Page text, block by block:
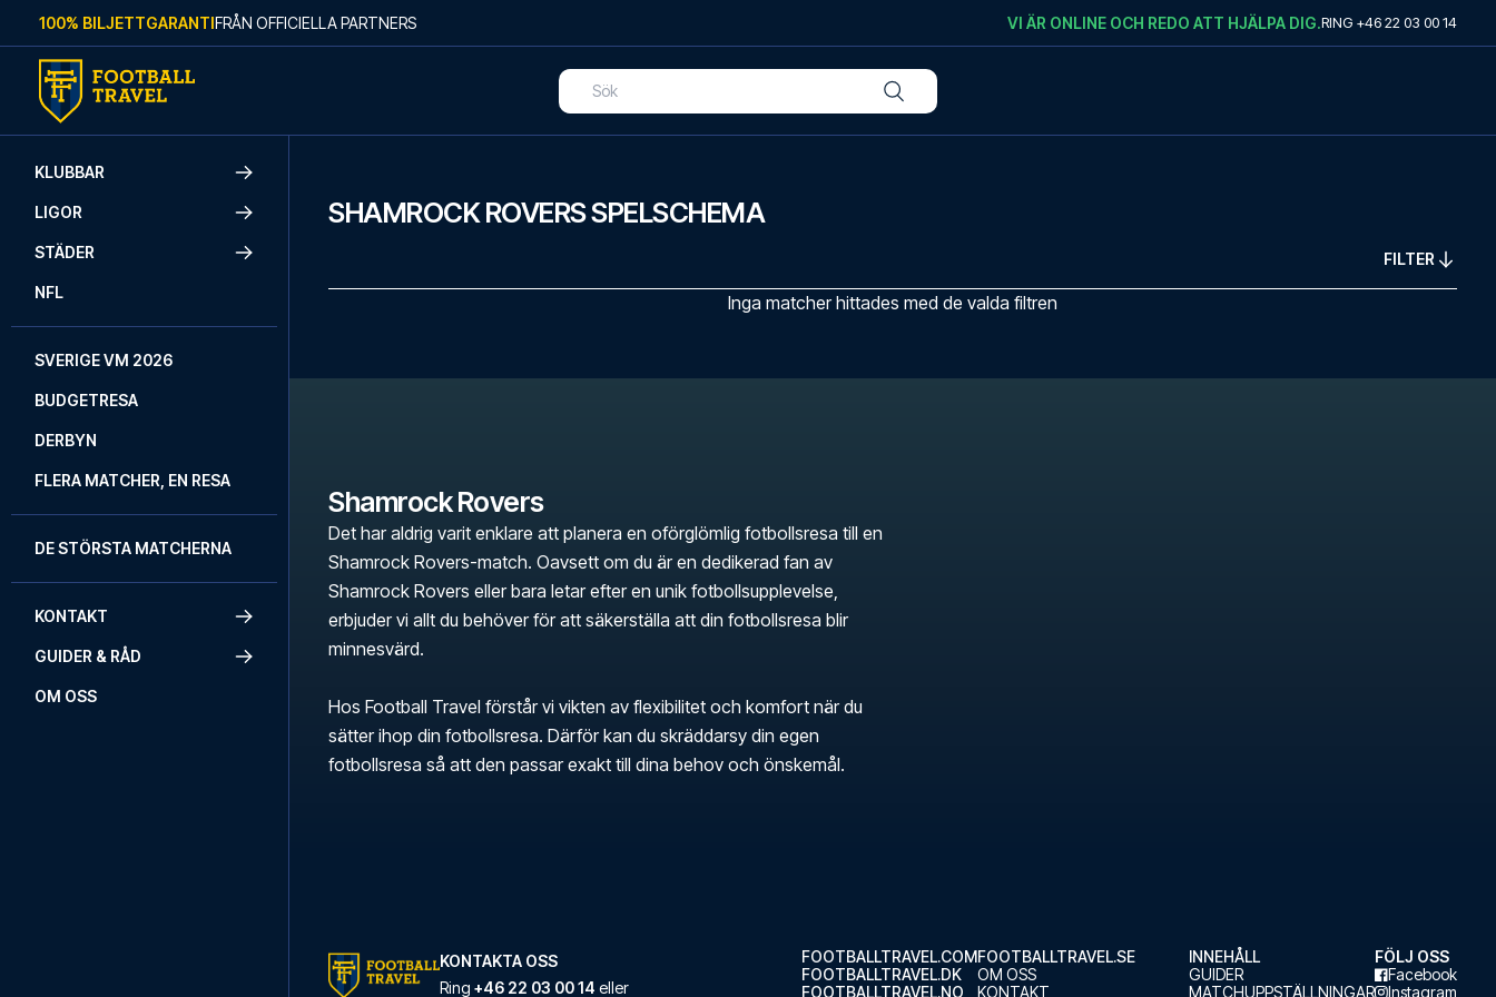
Skip to content
100% BILJETTGARANTIFRÅN OFFICIELLA PARTNERS VI ÄR ONLINE OCH REDO ATT HJÄLPA DIG.RING +46 22 03 00 14
KLUBBAR
LIGOR
STÄDER
NFL
SVERIGE VM 2026
BUDGETRESA
DERBYN
FLERA MATCHER, EN RESA
DE STÖRSTA MATCHERNA
KONTAKT
GUIDER & RÅD
OM OSS
SHAMROCK ROVERS SPELSCHEMA
FILTER
Inga matcher hittades med de valda filtren
Shamrock Rovers
Det har aldrig varit enklare att planera en oförglömlig fotbollsresa till en
Shamrock Rovers-match. Oavsett om du är en dedikerad fan av
Shamrock Rovers eller bara letar efter en unik fotbollsupplevelse,
erbjuder vi allt du behöver för att säkerställa att din fotbollsresa blir
minnesvärd.
Hos Football Travel förstår vi vikten av flexibilitet och komfort när du
sätter ihop din fotbollsresa. Därför kan du skräddarsy din egen
fotbollsresa så att den passar exakt till dina behov och önskemål.
KONTAKTA OSS
Ring +46 22 03 00 14 eller
FOOTBALLTRAVEL.COM
FOOTBALLTRAVEL.DK
FOOTBALLTRAVEL.NO
FOOTBALLTRAVEL.SE
OM OSS
KONTAKT
INNEHÅLL
GUIDER
MATCHUPPSTÄLLNINGAR
FÖLJ OSS
Facebook
Instagram